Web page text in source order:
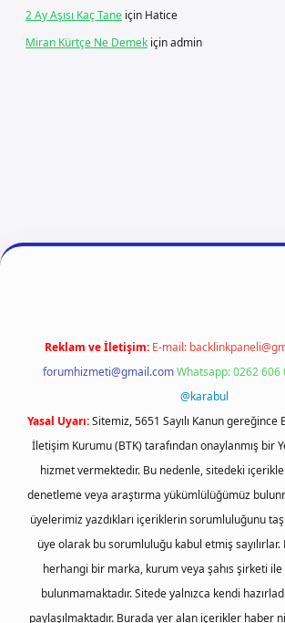
2 Ay Aşısı Kaç Tane için Hatice
Miran Kürtçe Ne Demek içinadmin
girişbetexper
Reklam ve İletişim: E-mail:
forumhizmeti@gmail.comWhatsapp: 0262 606
@karabul
Yasal Uyarı:Sitemiz, 5651 Sayılı Kanun
İletişim Kurumu (BTK) tarafından onaylanmış bir
hizmet vermektedir. Bu nedenle, sitedeki
denetleme veya araştırma yükümlülüğümüz
üyelerimiz yazdıkları içeriklerin sorumluluğunu
üye olarak bu sorumluluğu kabul etmiş
herhangi bir marka, kurum veya şahıs şirketi ile
bulunmamaktadır. Sitede yalnızca kendi
paylaşılmaktadır. Burada yer alan içerikler haber